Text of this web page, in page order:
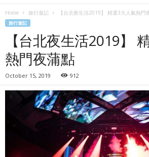
Home 旅行遊記 【台北夜生活2019】 精選3大人氣熱門
旅行遊記
【台北夜生活2019】
熱門夜蒲點
October 15, 2019 912